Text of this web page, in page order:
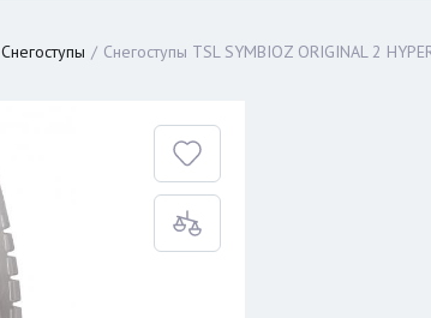
Снегоступы Снегоступы TSL SYMBIOZ ORIGINAL 2